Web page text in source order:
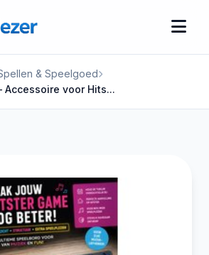
& Speelgoed
Accessoire voor Hits...